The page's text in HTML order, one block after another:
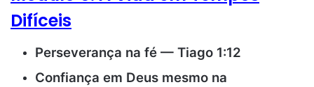
Difíceis
Perseverança na fé — Tiago 1:12
Confiança em Deus mesmo na